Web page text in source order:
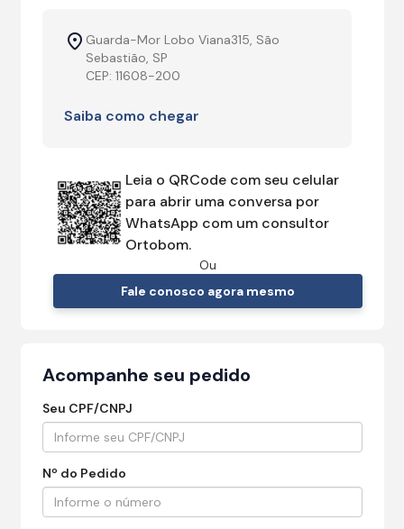
Guarda-Mor Lobo Viana315, São
Sebastião, SP
CEP: 11608-200
Saiba como chegar
Leia o QRCode com seu celular
para abrir uma conversa por
WhatsApp com um consultor
Ortobom.
Ou
Fale conosco agora mesmo
Acompanhe seu pedido
Seu CPF/CNPJ
Nº do Pedido